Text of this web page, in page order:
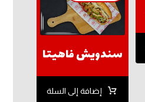
سندويش فاهيتا
إضافة إلى السلة